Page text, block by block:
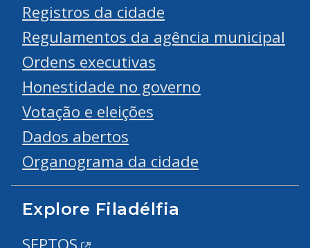
Registros da cidade
Regulamentos da agência municipal
Ordens executivas
Honestidade no governo
Votação e eleições
Dados abertos
Organograma da cidade
Explore Filadélfia